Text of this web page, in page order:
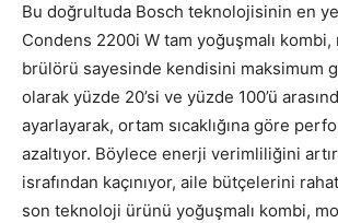
Bu doğrultuda Bosch teknolojisinin en
Condens 2200i W tam yoğuşmalı
brülörü sayesinde kendisini maksimum
olarak yüzde 20’si ve yüzde 100’ü
ayarlayarak, ortam sıcaklığına göre
azaltıyor. Böylece enerji verimliliğini
israfından kaçınıyor, aile bütçelerini
son teknoloji ürünü yoğuşmalı kombi,